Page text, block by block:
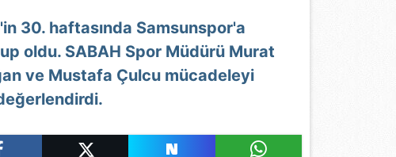
30. haftasında Samsunspor'a
oldu. SABAH Spor Müdürü Murat
ve Mustafa Çulcu mücadeleyi